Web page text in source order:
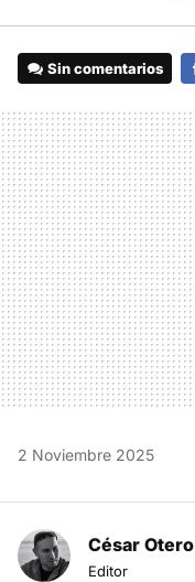
Sin comentarios
2 Noviembre 2025
César Otero
Editor